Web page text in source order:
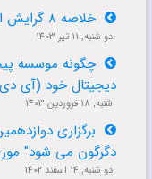
خلاصه 8 گرایش اصلی حسابداری در سال 2024
دو شنبه, 11 تير 1403
چگونه موسسه
دیجیتال خود (آی
شنبه, 18 فروردين 1403
برگزاری
دگرگون می شود" مورخ 25 بهمن ماه
دو شنبه, 14 اسفند 1402